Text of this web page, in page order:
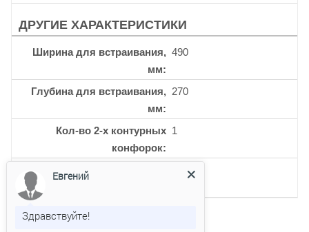
ДРУГИЕ ХАРАКТЕРИСТИКИ
Ширина для встраивания,
мм
490
Глубина для встраивания,
мм
270
Кол-во 2-х контурных
конфорок
1
Кол-во керамических
Евгений
Здравствуйте!